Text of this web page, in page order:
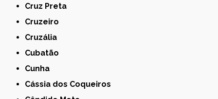
Cruz Preta
Cruzeiro
Cruzália
Cubatão
Cunha
Cássia dos Coqueiros